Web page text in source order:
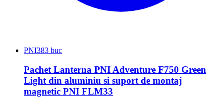
PNI383 buc
Pachet Lanterna PNI Adventure F750 Green
Light din aluminiu si suport de montaj
magnetic PNI FLM33